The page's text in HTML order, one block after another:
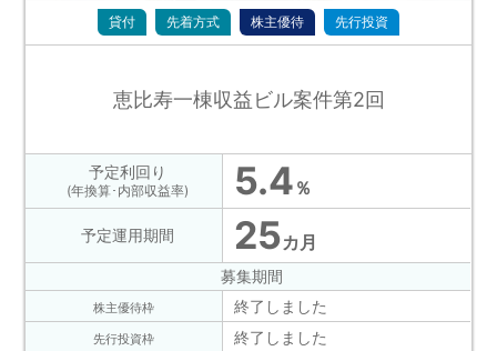
貸付 先着方式 株主優待 先行投資
恵比寿一棟収益ビル案件第2回
予定利回り
(年換算･内部収益率) 5.4 ％
予定運用期間 25カ月
募集期間
株主優待枠
先行投資枠
終了しました
終了しました